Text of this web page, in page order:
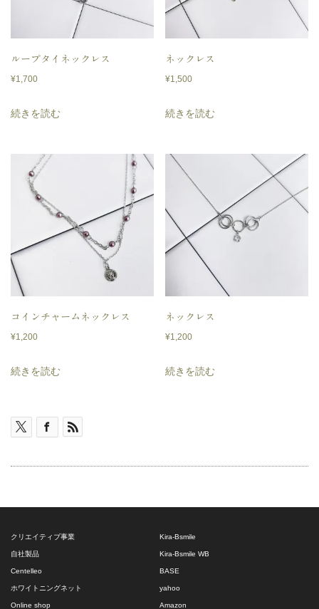
ループタイネックレス
¥1,700
続きを読む
ネックレス
¥1,500
続きを読む
コインチャームネックレス
¥1,200
続きを読む
ネックレス
¥1,200
続きを読む
クリエイティブ事業
自社製品
Centelleo
ホワイトニングネット
Online shop
Kira-Bsmile
Kira-Bsmile WB
BASE
yahoo
Amazon